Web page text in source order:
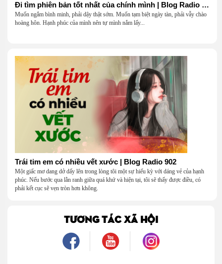
Đi tìm phiên bản tốt nhất của chính mình | Blog Radio 903
Muốn ngắm bình minh, phải dậy thật sớm. Muốn tạm biệt ngày tàn, phải vẫy chào
hoàng hôn. Hạnh phúc của mình nên tự mình nắm lấy...
Trái tim em có nhiều vết xước | Blog Radio 902
Một giấc mơ dang dở dấy lên trong lòng tôi một sự hiếu kỳ với dáng vẻ của hạnh
phúc. Nếu bước qua lằn ranh giữa quá khứ và hiện tại, tôi sẽ thấy được điều, có
phải kết cục sẽ vẹn tròn hơn không.
TƯƠNG TÁC XÃ HỘI